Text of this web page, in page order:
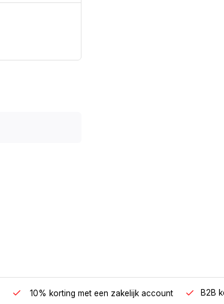
10% korting met een zakelijk account B2B